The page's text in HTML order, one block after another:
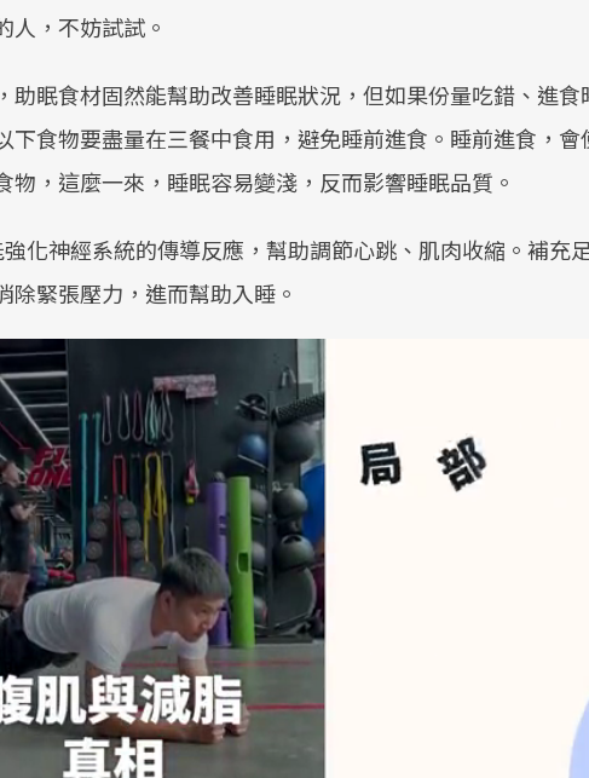
人，不妨試試。
助眠食材固然能幫助改善睡眠狀況，但如果份量吃錯、進
下食物要盡量在三餐中食用，避免睡前進食。睡前進食，
物，這麼一來，睡眠容易變淺，反而影響睡眠品質。
化神經系統的傳導反應，幫助調節心跳、肌肉收縮。補充
除緊張壓力，進而幫助入睡。
關注的核心議題
療院所的服務，
狀況、啟動健康